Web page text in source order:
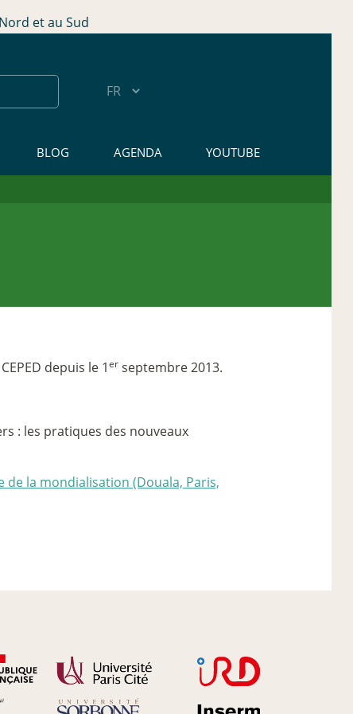
et au Sud
BLOG AGENDA YOUTUBE
depuis le 1er septembre 2013.
: les pratiques des nouveaux
de la mondialisation (Douala, Paris,